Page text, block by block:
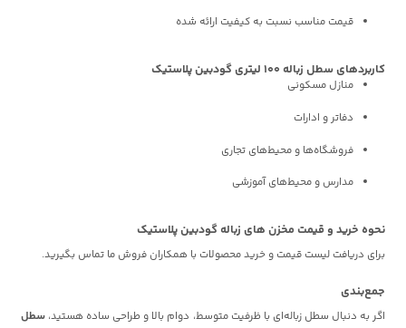
قیمت مناسب نسبت به کیفیت ارائه شده
کاربردهای سطل زباله 100 لیتری گودبین پلاستیک
منازل مسکونی
دفاتر و ادارات
فروشگاه‌ها و محیط‌های تجاری
مدارس و محیط‌های آموزشی
نحوه خرید و قیمت مخزن های زباله گودبین پلاستیک
برای دریافت لیست قیمت و خرید محصولات با همکاران فروش ما تماس بگیرید.
جمع‌بندی
اگر به دنبال سطل زباله‌ای با ظرفیت متوسط، دوام بالا و طراحی ساده هستید، سطل